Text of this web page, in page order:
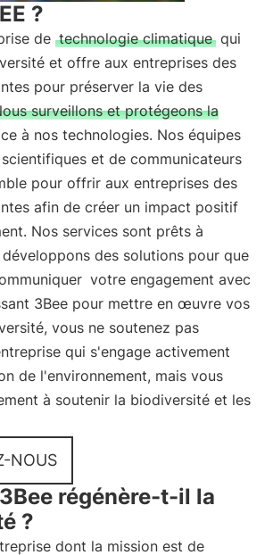
?
de technologie climatique qui
et offre aux entreprises des
pour préserver la vie des
surveillons et protégeons la
à nos technologies. Nos équipes
et de communicateurs
pour offrir aux entreprises des
afin de créer un impact positif
Nos services sont prêts à
des solutions pour que
votre engagement avec
3Bee pour mettre en œuvre vos
vous ne soutenez pas
qui s'engage activement
de l'environnement, mais vous
à soutenir la biodiversité et les
NOUS
régénère-t-il la
?
dont la mission est de